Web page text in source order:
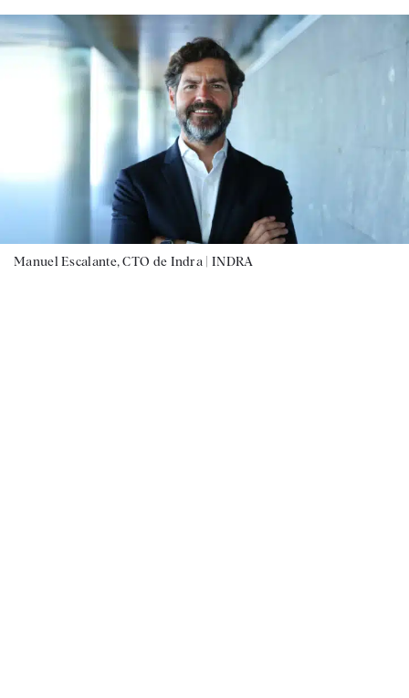
Manuel Escalante, CTO de Indra | INDRA